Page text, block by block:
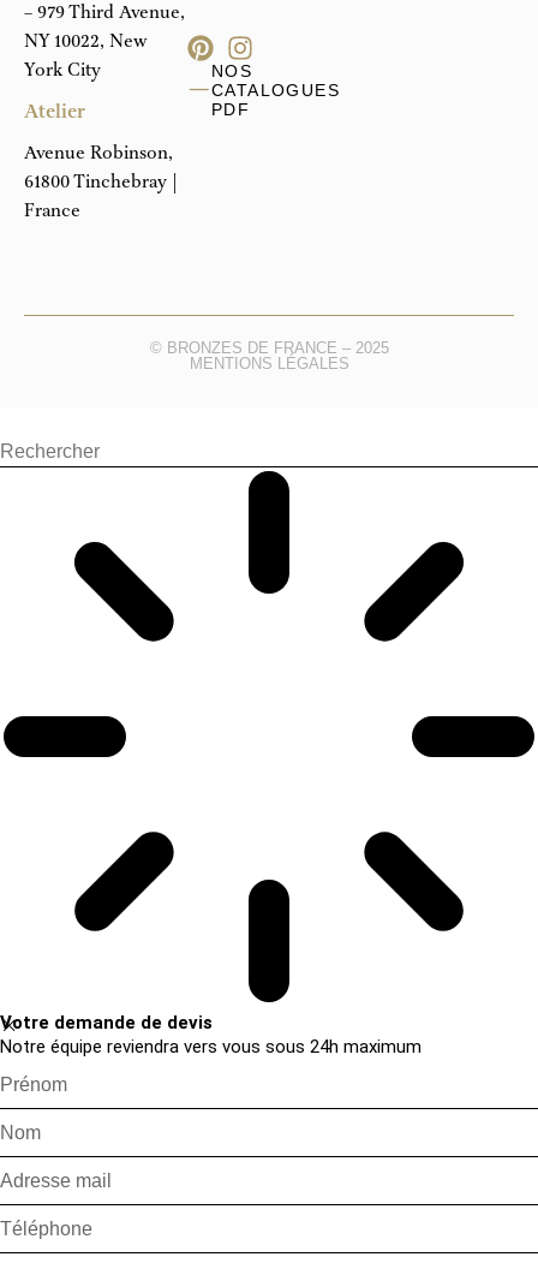
– 979 Third Avenue,
NY 10022, New
York City
Atelier
Avenue Robinson,
61800 Tinchebray |
France
NOS
CATALOGUES
PDF
© BRONZES DE FRANCE – 2025
MENTIONS LÉGALES
Votre demande de devis
Notre équipe reviendra vers vous sous 24h maximum